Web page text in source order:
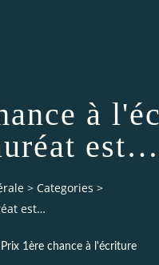
à
est…
> Categories >
est…
Prix 1ère chance à l'écriture